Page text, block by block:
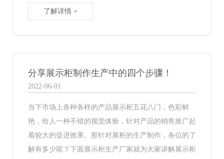
了解详情 +
分享展示柜制作生产中的四个步骤！
2022-06-01
当下市场上各种各样的产品展示柜五花八门，色彩鲜
艳，给人一种不错的视觉体验，针对产品的销售推广起
着较大的促进效果。那针对展柜的生产制作，各位的了
解有多少呢？下面展示柜生产厂家就为大家讲解展示柜